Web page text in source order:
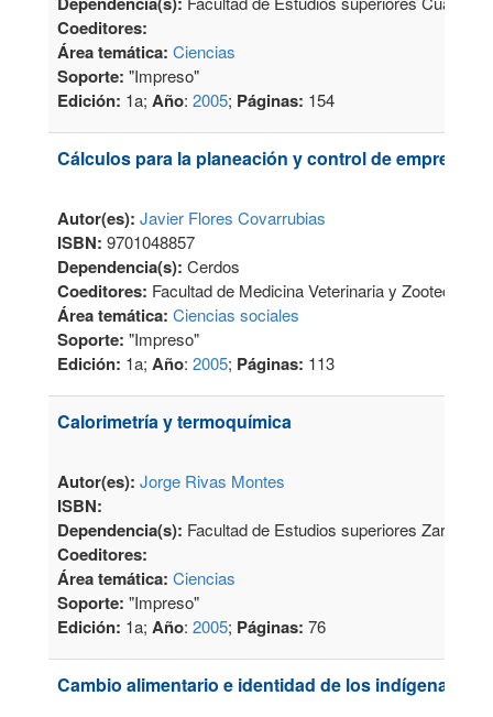
Coeditores:
Área temática: Ciencias
Soporte: "Impreso"
Edición: 1a;Año:2005; Páginas: 154
Cálculos para la planeación y control de empresas
Autor(es):Javier Flores Covarrubias
ISBN:9701048857
Dependencia(s):Cerdos
Coeditores: Facultad de Medicina Veterinaria y Zootecnia,
Área temática: Ciencias sociales
Soporte: "Impreso"
Edición: 1a;Año:2005; Páginas: 113
Calorimetría y termoquímica
Autor(es):Jorge Rivas Montes
ISBN:
Dependencia(s): Facultad de Estudios superiores Zaragoza
Coeditores:
Área temática: Ciencias
Soporte: "Impreso"
Edición: 1a;Año:2005; Páginas:76
Cambio alimentario e identidad de los indígenas